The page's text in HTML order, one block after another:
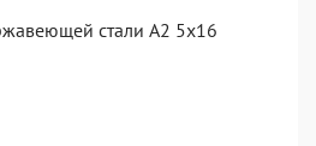
стали А2 5х16